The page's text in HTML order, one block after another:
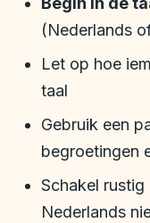
(Nederlands
Let op hoe
taal
Gebruik een
begroetingen
Schakel rustig
Nederlands